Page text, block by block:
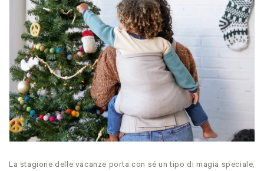
La stagione delle vacanze porta con sé un tipo di magia speciale,